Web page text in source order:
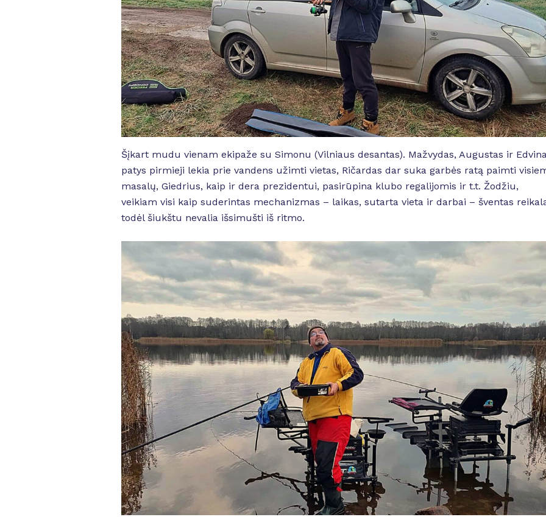
Šįkart mudu vienam ekipaže su Simonu (Vilniaus desantas). Mažvydas, Augustas ir
patys pirmieji lekia prie vandens užimti vietas, Ričardas dar suka garbės ratą paimti
masalų, Giedrius, kaip ir dera prezidentui, pasirūpina klubo regalijomis ir t.t. Žodžiu,
veikiam visi kaip suderintas mechanizmas – laikas, sutarta vieta ir darbai – šventas
todėl šiukštu nevalia išsimušti iš ritmo.